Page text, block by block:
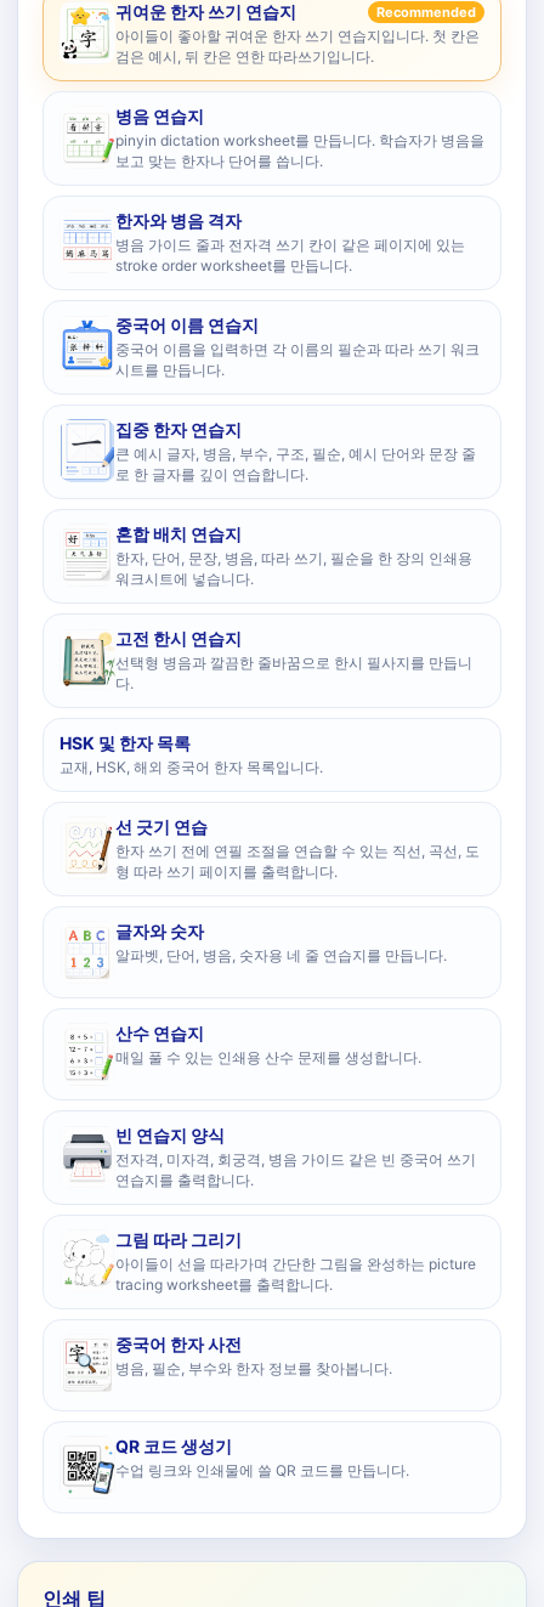
귀여운 한자 쓰기 연습지 Recommended
아이들이 좋아할 귀여운 한자 쓰기 연습지입니다. 첫 칸은
검은 예시, 뒤 칸은 연한 따라쓰기입니다.
병음 연습지
pinyin dictation worksheet를 만듭니다. 학습자가 병음을
보고 맞는 한자나 단어를 씁니다.
한자와 병음 격자
병음 가이드 줄과 전자격 쓰기 칸이 같은 페이지에 있는
stroke order worksheet를 만듭니다.
중국어 이름 연습지
중국어 이름을 입력하면 각 이름의 필순과 따라 쓰기 워크
시트를 만듭니다.
집중 한자 연습지
큰 예시 글자, 병음, 부수, 구조, 필순, 예시 단어와 문장 줄
로 한 글자를 깊이 연습합니다.
혼합 배치 연습지
한자, 단어, 문장, 병음, 따라 쓰기, 필순을 한 장의 인쇄용
워크시트에 넣습니다.
고전 한시 연습지
선택형 병음과 깔끔한 줄바꿈으로 한시 필사지를 만듭니
다.
HSK 및 한자 목록
교재, HSK, 해외 중국어 한자 목록입니다.
선 긋기 연습
한자 쓰기 전에 연필 조절을 연습할 수 있는 직선, 곡선, 도
형 따라 쓰기 페이지를 출력합니다.
글자와 숫자
알파벳, 단어, 병음, 숫자용 네 줄 연습지를 만듭니다.
산수 연습지
매일 풀 수 있는 인쇄용 산수 문제를 생성합니다.
빈 연습지 양식
전자격, 미자격, 회궁격, 병음 가이드 같은 빈 중국어 쓰기
연습지를 출력합니다.
그림 따라 그리기
아이들이 선을 따라가며 간단한 그림을 완성하는 picture
tracing worksheet를 출력합니다.
중국어 한자 사전
병음, 필순, 부수와 한자 정보를 찾아봅니다.
QR 코드 생성기
수업 링크와 인쇄물에 쓸 QR 코드를 만듭니다.
인쇄 팁